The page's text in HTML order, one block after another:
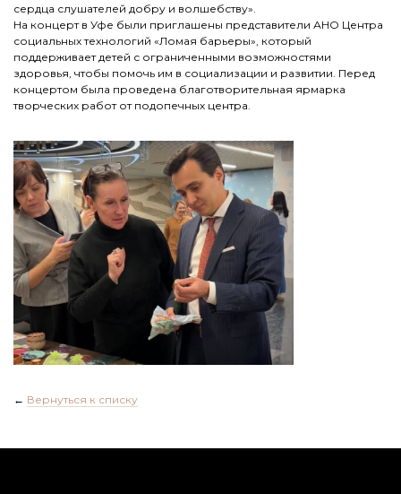
сердца слушателей добру и волшебству».
На концерт в Уфе были приглашены представители АНО Центра
социальных технологий «Ломая барьеры», который
поддерживает детей с ограниченными возможностями
здоровья, чтобы помочь им в социализации и развитии. Перед
концертом была проведена благотворительная ярмарка
творческих работ от подопечных центра.
← Вернуться к списку